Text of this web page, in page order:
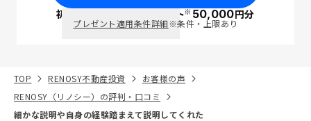
初回面談で ポイント※50,000円分
プレゼント適用条件詳細※条件・上限あり
TOP RENOSY不動産投資
お客様の声
RENOSY（リノシー）の評判・口コミ
細かな説明や自身の経験踏まえて説明してくれた